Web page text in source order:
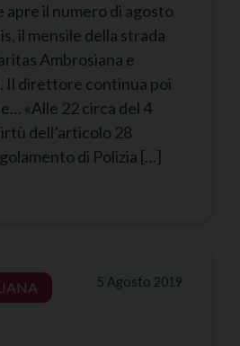
apre il numero di agosto
il mensile della strada
Ambrosiana e
Il direttore continua poi
«Alle 22 circa del 4
dell’articolo 28
di Polizia […]
5 Agosto 2019